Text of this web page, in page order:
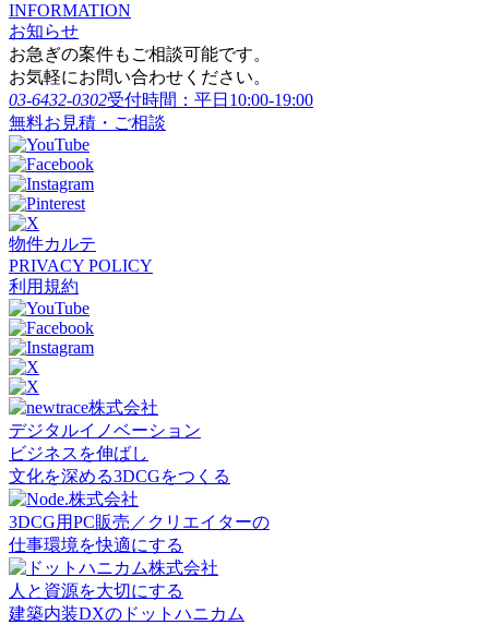
INFORMATION
お知らせ
お急ぎの案件もご相談可能です。
お気軽にお問い合わせください。
03-6432-0302受付時間：平日10:00-19:00
無料お見積・ご相談
物件カルテ
PRIVACY POLICY
利用規約
デジタルイノベーション
ビジネスを伸ばし
文化を深める3DCGをつくる
3DCG用PC販売／クリエイターの
仕事環境を快適にする
人と資源を大切にする
建築内装DXのドットハニカム